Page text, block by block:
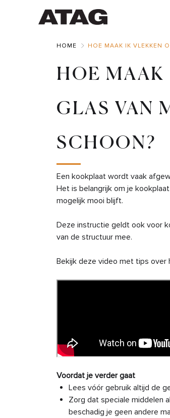
HOME HOE MAAK IK VLEKKEN
HOE
GLAS VAN
SCHOON?
Een kookplaat wordt vaak
Het is belangrijk om je
mogelijk mooi blijft.
Deze instructie geldt ook voor
van de structuur mee.
Bekijk deze video met tips over
Voordat je verder gaat
Lees vóór gebruik altijd de
Zorg dat speciale middelen
beschadig je geen andere